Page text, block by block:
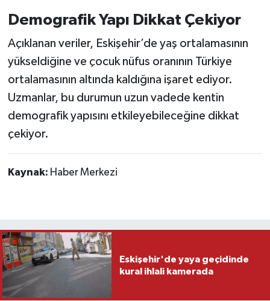
Demografik Yapı Dikkat Çekiyor
Açıklanan veriler, Eskişehir’de yaş ortalamasının
yükseldiğine ve çocuk nüfus oranının Türkiye
ortalamasının altında kaldığına işaret ediyor.
Uzmanlar, bu durumun uzun vadede kentin
demografik yapısını etkileyebileceğine dikkat
çekiyor.
Kaynak: Haber Merkezi
Eskişehir'de yaya geçidinde
kural ihlali kamerada